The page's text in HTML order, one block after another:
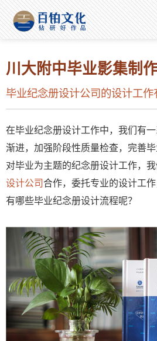
川大附中毕业影集制
毕业纪念册设计公司的设计工作
在毕业纪念册设计工作中，我们有
渐进，加强阶段性质量检查，完善
对毕业为主题的纪念册设计工作，
设计公司合作，委托专业的设计工
有哪些毕业纪念册设计流程呢？